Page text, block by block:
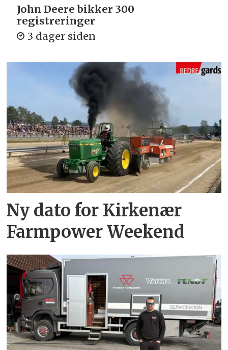
John Deere bikker 300
registreringer
3 dager siden
Ny dato for Kirkenær
Farmpower Weekend